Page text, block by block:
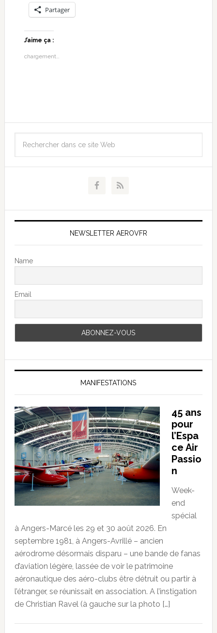
Partager
J’aime ça :
chargement…
NEWSLETTER AEROVFR
Name
Email
MANIFESTATIONS
45 ans
pour
l’Espa
ce Air
Passio
n
Week-
end
spécial
à Angers-Marcé les 29 et 30 août 2026. En
septembre 1981, à Angers-Avrillé – ancien
aérodrome désormais disparu – une bande de fanas
d’aviation légère, lassée de voir le patrimoine
aéronautique des aéro-clubs être détruit ou partir à
l’étranger, se réunissait en association. A l’instigation
de Christian Ravel (à gauche sur la photo […]